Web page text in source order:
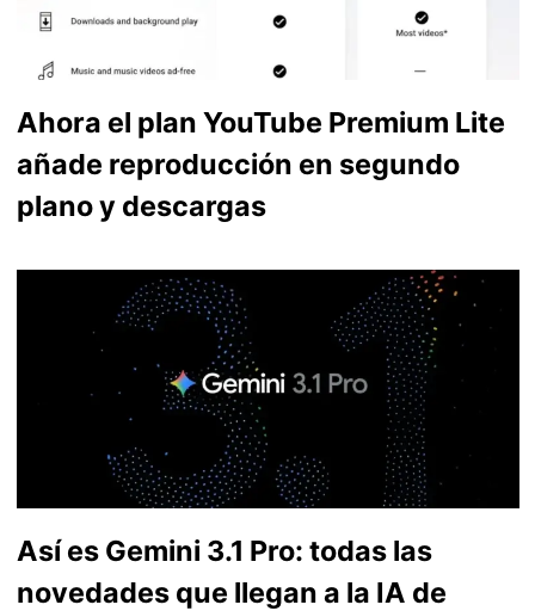
Ahora el plan YouTube Premium Lite
añade reproducción en segundo
plano y descargas
Así es Gemini 3.1 Pro: todas las
novedades que llegan a la IA de